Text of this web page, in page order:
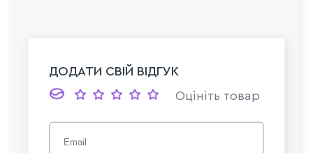
ДОДАТИ СВІЙ ВІДГУК
Оцініть товар